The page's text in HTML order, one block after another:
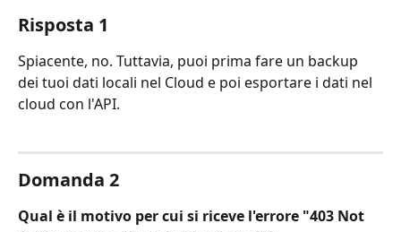
Risposta 1
Spiacente, no. Tuttavia, puoi prima fare un backup
dei tuoi dati locali nel Cloud e poi esportare i dati nel
cloud con l'API.
Domanda 2
Qual è il motivo per cui si riceve l'errore "403 Not